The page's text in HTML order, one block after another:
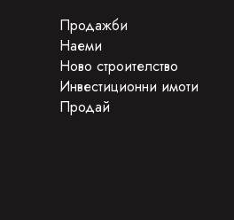
Продажби
Наеми
Ново строителство
Инвестиционни имоти
Продай